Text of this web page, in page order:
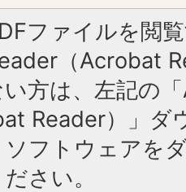
ファイルを閲
（Acrobat
方は、左記の
Reader）」ダ
フトウェアを
さい。